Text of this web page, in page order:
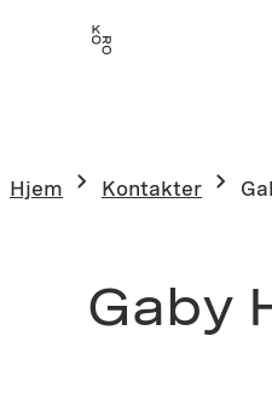
Hjem Kontakter
Gaby